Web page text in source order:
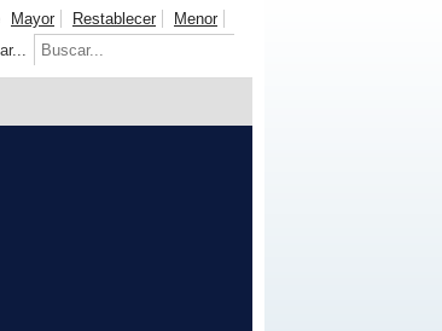
Mayor Restablecer
Menor